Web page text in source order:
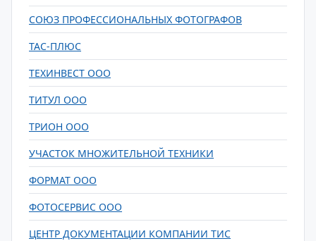
СОЮЗ ПРОФЕССИОНАЛЬНЫХ ФОТОГРАФОВ
ТАС-ПЛЮС
ТЕХИНВЕСТ ООО
ТИТУЛ ООО
ТРИОН ООО
УЧАСТОК МНОЖИТЕЛЬНОЙ ТЕХНИКИ
ФОРМАТ ООО
ФОТОСЕРВИС ООО
ЦЕНТР ДОКУМЕНТАЦИИ КОМПАНИИ ТИС